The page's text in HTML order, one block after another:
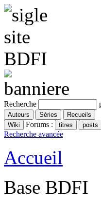
Recherche
Forums :
Recherche avancée
Accueil
Base BDFI